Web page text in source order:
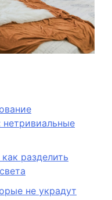
разделить
не украдут